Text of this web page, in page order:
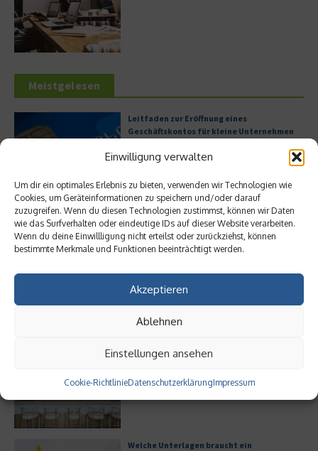
Einwilligung verwalten
Um dir ein optimales Erlebnis zu bieten, verwenden wir Technologien wie
Cookies, um Geräteinformationen zu speichern und/oder darauf
zuzugreifen. Wenn du diesen Technologien zustimmst, können wir Daten
wie das Surfverhalten oder eindeutige IDs auf dieser Website verarbeiten.
Wenn du deine Einwillligung nicht erteilst oder zurückziehst, können
bestimmte Merkmale und Funktionen beeinträchtigt werden.
Akzeptieren
Ablehnen
Einstellungen ansehen
Cookie-RichtlinieDatenschutzerklärungImpressum
Meistgelesen
Leitfaden zur Eröffnung eines
Geschäftskontos für kleine Unternehmen
Hilton Worldwide: Eine Ikone der globalen
Hotellerie im Wandel der Zeit
Digitale Transformation in kleinen
Welche Unterlagen braucht ein